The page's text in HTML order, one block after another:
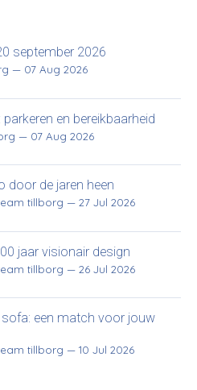
september 2026
— 07 Aug 2026
en bereikbaarheid
— 07 Aug 2026
door de jaren heen
tillborg — 27 Jul 2026
jaar visionair design
tillborg — 26 Jul 2026
een match voor jouw
tillborg — 10 Jul 2026